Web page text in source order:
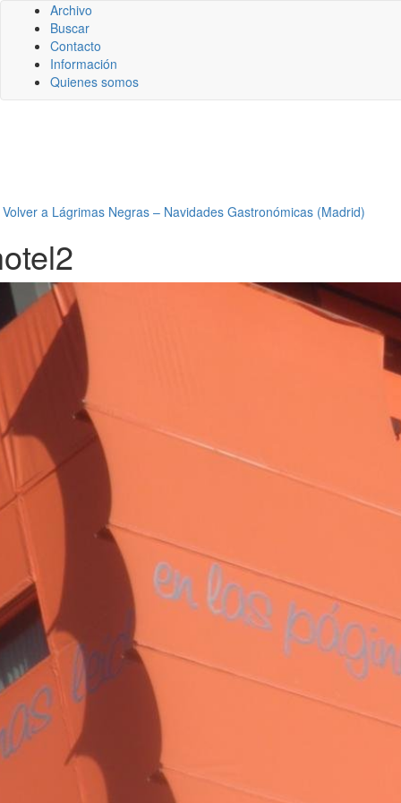
Archivo
Buscar
Contacto
Información
Quienes somos
Volver a Lágrimas Negras – Navidades Gastronómicas (Madrid)